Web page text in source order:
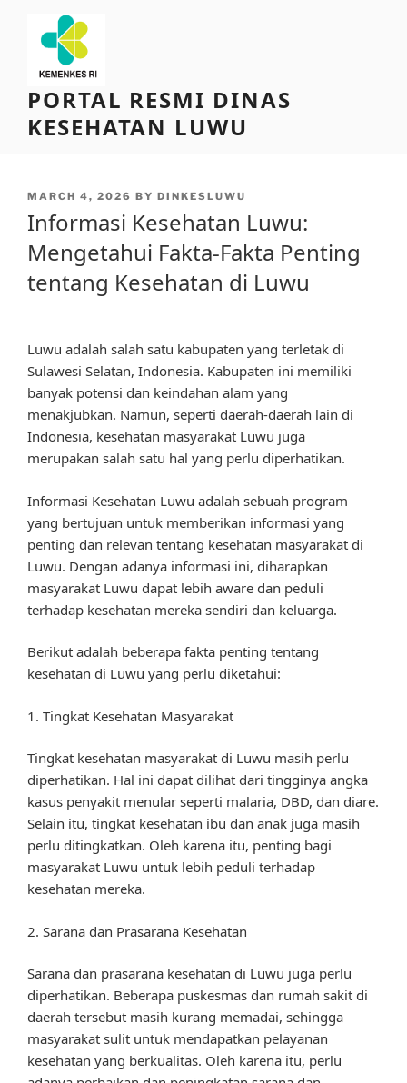
content
PORTAL RESMI DINAS
KESEHATAN LUWU
POSTED
MARCH 4, 2026 BY DINKESLUWU
Informasi Kesehatan Luwu:
Mengetahui Fakta-Fakta Penting
tentang Kesehatan di Luwu
Luwu adalah salah satu kabupaten yang terletak di
Sulawesi Selatan, Indonesia. Kabupaten ini memiliki
banyak potensi dan keindahan alam yang
menakjubkan. Namun, seperti daerah-daerah lain di
Indonesia, kesehatan masyarakat Luwu juga
merupakan salah satu hal yang perlu diperhatikan.
Informasi Kesehatan Luwu adalah sebuah program
yang bertujuan untuk memberikan informasi yang
penting dan relevan tentang kesehatan masyarakat di
Luwu. Dengan adanya informasi ini, diharapkan
masyarakat Luwu dapat lebih aware dan peduli
terhadap kesehatan mereka sendiri dan keluarga.
Berikut adalah beberapa fakta penting tentang
kesehatan di Luwu yang perlu diketahui:
1. Tingkat Kesehatan Masyarakat
Tingkat kesehatan masyarakat di Luwu masih perlu
diperhatikan. Hal ini dapat dilihat dari tingginya angka
kasus penyakit menular seperti malaria, DBD, dan diare.
Selain itu, tingkat kesehatan ibu dan anak juga masih
perlu ditingkatkan. Oleh karena itu, penting bagi
masyarakat Luwu untuk lebih peduli terhadap
kesehatan mereka.
2. Sarana dan Prasarana Kesehatan
Sarana dan prasarana kesehatan di Luwu juga perlu
diperhatikan. Beberapa puskesmas dan rumah sakit di
daerah tersebut masih kurang memadai, sehingga
masyarakat sulit untuk mendapatkan pelayanan
kesehatan yang berkualitas. Oleh karena itu, perlu